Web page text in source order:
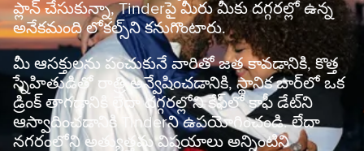
ప్లాన్ చేసుకున్నా, Tinderపై మీరు మీకు దగ్గరల్లో ఉన్న
అనేకమంది లోకల్స్‌ని కనుగొంటారు.
మీ ఆసక్తులను పంచుకునే వారితో జత కావడానికి, కొత్త
స్నేహితుడితో రాత్రి అన్వేషించడానికి, స్థానిక బార్‌లో ఒక
డ్రింక్ తాగడానికి లేదా దగ్గరల్లోని కేఫ్‌లో కాఫీ డేట్‌ని
ఆస్వాదించడానికి Tinderని ఉపయోగించండి. లేదా
నగరంలోని అత్యుత్తమ విషయాలు అన్నింటిని